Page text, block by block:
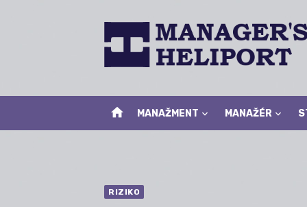
home MANAŽMENT MANAŽÉR
RIZIKO